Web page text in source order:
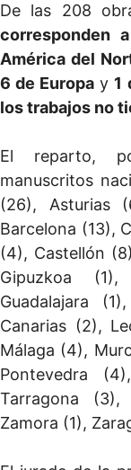
De las 208
corresponden
América del
6 de Europa y 1
los trabajos no
El reparto,
manuscritos
(26), Asturias
Barcelona (13),
(4), Castellón
Gipuzkoa
Guadalajara
Canarias (2),
Málaga (4),
Pontevedra
Tarragona (3),
Zamora (1),